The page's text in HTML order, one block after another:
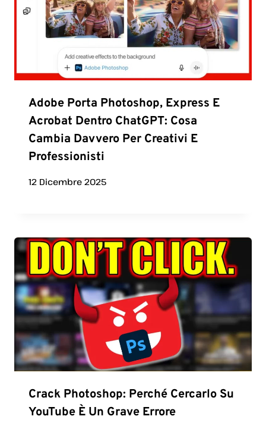
Adobe Porta Photoshop, Express E
Acrobat Dentro ChatGPT: Cosa
Cambia Davvero Per Creativi E
Professionisti
12 Dicembre 2025
Crack Photoshop: Perché Cercarlo Su
YouTube È Un Grave Errore